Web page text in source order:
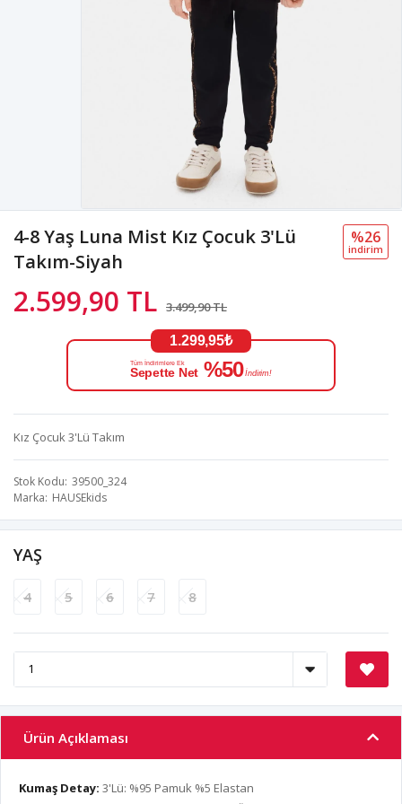
4-8 Yaş Luna Mist Kız Çocuk 3'Lü
Takım-Siyah
2.599,90 TL 3.499,90 TL
%26
i̇ndi̇ri̇m
1.299,95₺
Tüm İndirimlere Ek
Sepette Net %50 İndirim!
Kız Çocuk 3'Lü Takım
Stok Kodu 39500_324
Marka HAUSEkids
YAŞ
4 5 6 7 8
Ürün Açıklaması
Kumaş Detay: 3'Lü: %95 Pamuk %5 Elastan